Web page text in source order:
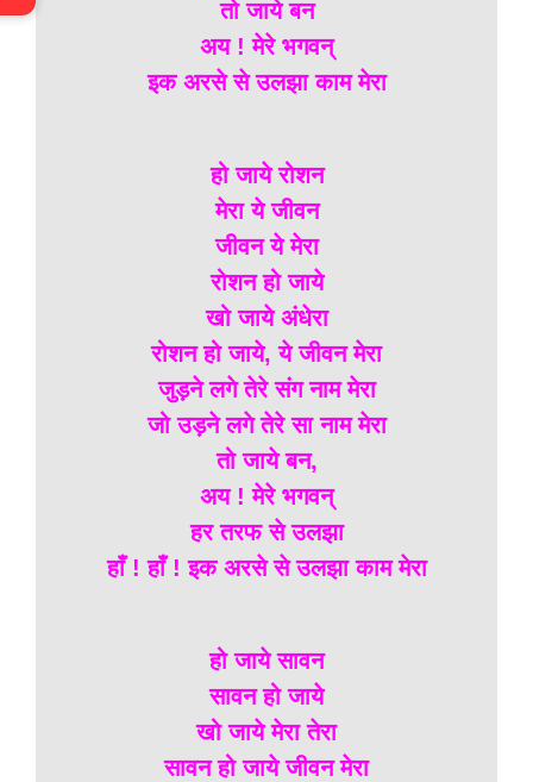
तो जाये बन
अय ! मेरे भगवन्
इक अरसे से उलझा काम मेरा
हो जाये रोशन
मेरा ये जीवन
जीवन ये मेरा
रोशन हो जाये
खो जाये अंधेरा
रोशन हो जाये, ये जीवन मेरा
जुड़ने लगे तेरे संग नाम मेरा
जो उड़ने लगे तेरे सा नाम मेरा
तो जाये बन,
अय ! मेरे भगवन्
हर तरफ से उलझा
हाँ ! हाँ ! इक अरसे से उलझा काम मेरा
हो जाये सावन
सावन हो जाये
खो जाये मेरा तेरा
सावन हो जाये जीवन मेरा